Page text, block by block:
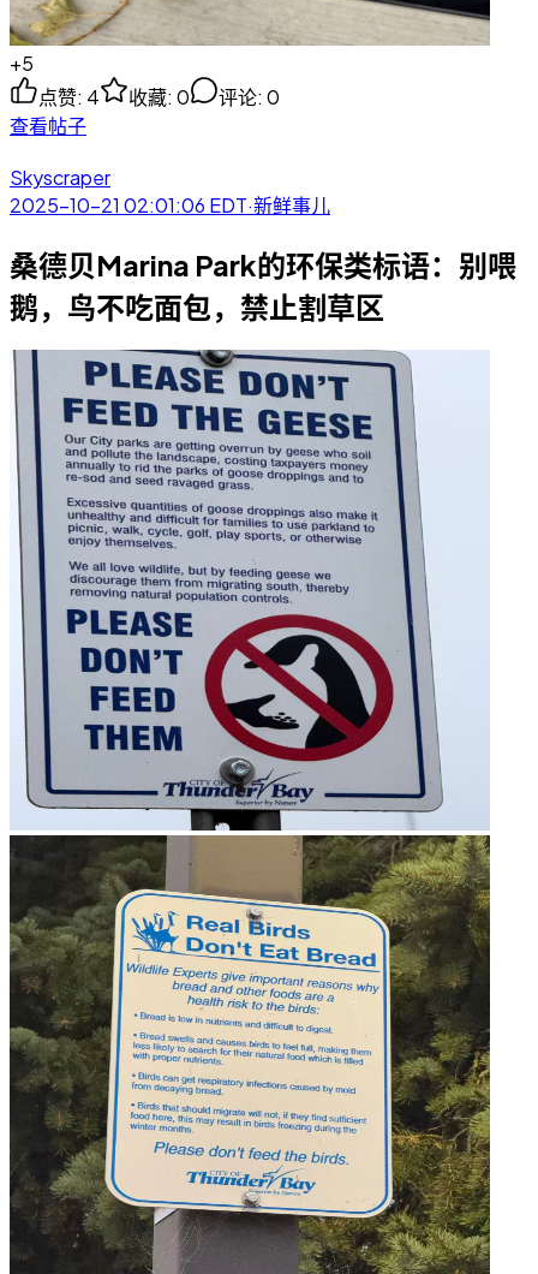
+5
点赞: 4 收藏: 0 评论: 0
查看帖子
Skyscraper
2025-10-21 02:01:06 EDT·新鲜事儿
桑德贝Marina Park的环保类标语：别喂
鹅，鸟不吃面包，禁止割草区